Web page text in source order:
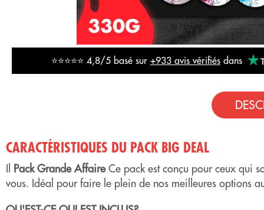
⭐⭐⭐⭐⭐ 4,8/5 basé sur +933 avis vérifiésdans
CARACTÉRISTIQUES DU PACK BIG DEAL
Il Pack Grande AffaireCe pack est conçu pour ceux qui
vous. Idéal pour faire le plein de nos meilleures options